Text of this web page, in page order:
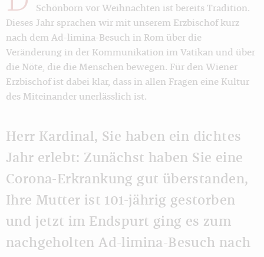
Schönborn vor Weihnachten ist bereits Tradition.
Dieses Jahr sprachen wir mit unserem Erzbischof kurz
nach dem Ad-limina-Besuch in Rom über die
Veränderung in der Kommunikation im Vatikan und über
die Nöte, die die Menschen bewegen. Für den Wiener
Erzbischof ist dabei klar, dass in allen Fragen eine Kultur
des Miteinander unerlässlich ist.
Herr Kardinal, Sie haben ein dichtes
Jahr erlebt: Zunächst haben Sie eine
Corona-Erkrankung gut überstanden,
Ihre Mutter ist 101-jährig gestorben
und jetzt im Endspurt ging es zum
nachgeholten Ad-limina-Besuch nach